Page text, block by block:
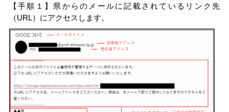
【手順１】県からのメールに記載されているリンク先
（URL）にアクセスします。